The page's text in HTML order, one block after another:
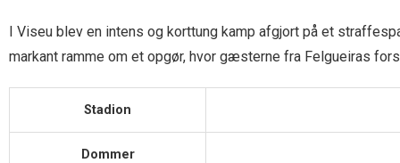
I Viseu blev en intens og korttung kamp afgjort på et
markant ramme om et opgør, hvor gæsterne fra Felgueiras
Stadion
Dommer